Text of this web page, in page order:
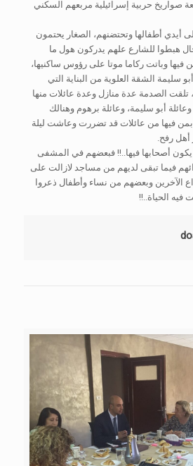
صواريخ حربية إسرائيلية مربعهم السكني
أيدي أطفالها وتحتضنهم، الصغار يحتمون
هبطوا للشارع علهم يدركون هول ما
وباتت ركاما موتا على رؤوس ساكنيها،
سليمة الشقة العلوية من البناية التي
كاملة، تلقت الصدمة عدة منازل وعدة عائلات منها
أبو سليمة، وعائلة برهوم وهنالك
بمن فيها من عائلات قد تضررت وعاشت ليلة
أهل رفح.
أصحابها فيها..!! فبعضهم في المشفى
فيما تبقى لديهم من مساجد لازالت على
الآخرين وبعضهم من نساء وأطفال ذعروا
فيه الحياة..!!